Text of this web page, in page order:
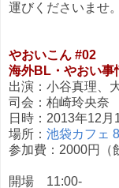
運びくださいませ
やおいこん #02
海外BL・やおい事
出演：小谷真理、
司会：柏崎玲央奈
日時：2013年12
場所： 池袋カフェ
参加費：2000円（
開場 11:00-